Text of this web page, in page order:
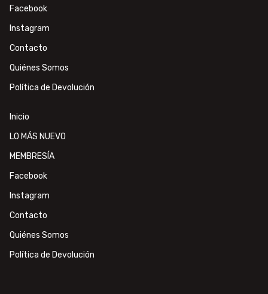
Facebook
Instagram
Contacto
Quiénes Somos
Política de Devolución
Inicio
LO MÁS NUEVO
MEMBRESÍA
Facebook
Instagram
Contacto
Quiénes Somos
Política de Devolución